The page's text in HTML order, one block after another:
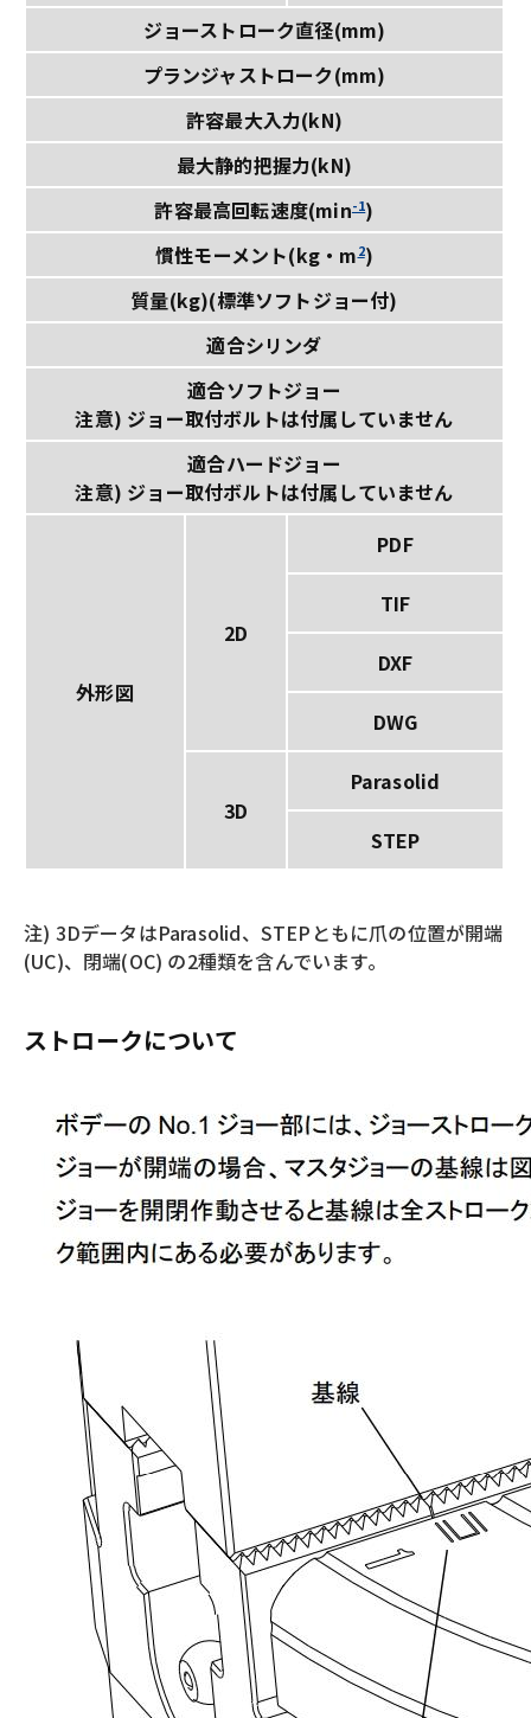
ジョーストローク直径(mm)
プランジャストローク(mm)
許容最大入力(kN)
最大静的把握力(kN)
許容最高回転速度(min-1)
慣性モーメント(kg・m2)
質量(kg)(標準ソフトジョー付)
適合シリンダ
適合ソフトジョー
注意) ジョー取付ボルトは付属していません
適合ハードジョー
注意) ジョー取付ボルトは付属していません
外形図
2D
PDF
TIF
DXF
DWG
3D
Parasolid
STEP
注) 3DデータはParasolid、STEPともに爪の位置が開端
(UC)、閉端(OC) の2種類を含んでいます。
ストロークについて